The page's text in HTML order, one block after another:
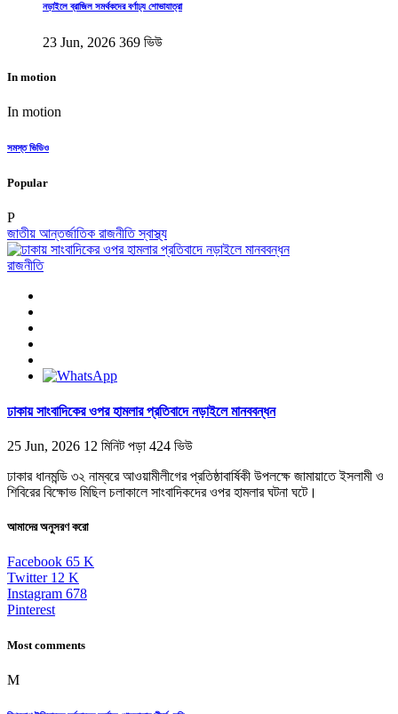
নড়াইলে ব্রাজিল সমর্থকদের বর্ণাঢ্য শোভাযাত্রা
23 Jun, 2026 369 ভিউ
In motion
In motion
সমস্ত ভিডিও
Popular
P
জাতীয় আন্তর্জাতিক রাজনীতিস্বাস্থ্য
রাজনীতি
ঢাকায় সাংবাদিকের ওপর হামলার প্রতিবাদে নড়াইলে মানববন্ধন
25 Jun, 2026 12 মিনিট পড়া 424 ভিউ
ঢাকার ধানমন্ডি ৩২ নাম্বরে আওয়ামীলীগের প্রতিষ্ঠাবার্ষিকী উপলক্ষে জামায়াতে ইসলামী ও
শিবিরের বিক্ষোভ মিছিল চলাকালে সাংবাদিকদের ওপর হামলার ঘটনা ঘটে।
আমাদের অনুসরণ করো
Facebook 65 K
Twitter 12 K
Instagram 678
Pinterest
Most comments
M